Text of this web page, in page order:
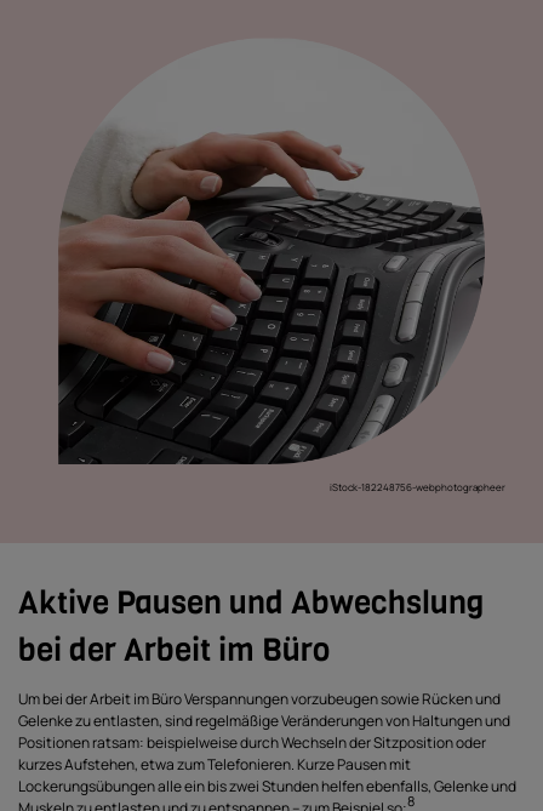
iStock-182248756-webphotographeer
Aktive Pausen und Abwechslung
bei der Arbeit im Büro
Um bei der Arbeit im Büro Verspannungen vorzubeugen sowie Rücken und
Gelenke zu entlasten, sind regelmäßige Veränderungen von Haltungen und
Positionen ratsam: beispielweise durch Wechseln der Sitzposition oder
kurzes Aufstehen, etwa zum Telefonieren. Kurze Pausen mit
Lockerungsübungen alle ein bis zwei Stunden helfen ebenfalls, Gelenke und
8